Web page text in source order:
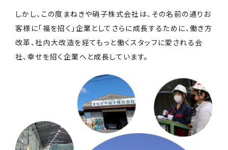
しかし、この度まねきや硝子株式会社は、その名前の通りお
客様に「福を招く」企業としてさらに成長するために、働き方
改革、社内大改造を経てもっと働くスタッフに愛される会
社、幸せを招く企業へと成長しています。